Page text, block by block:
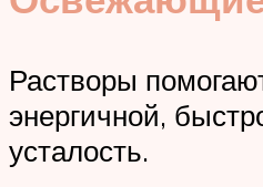
Растворы
энергичной,
усталость.